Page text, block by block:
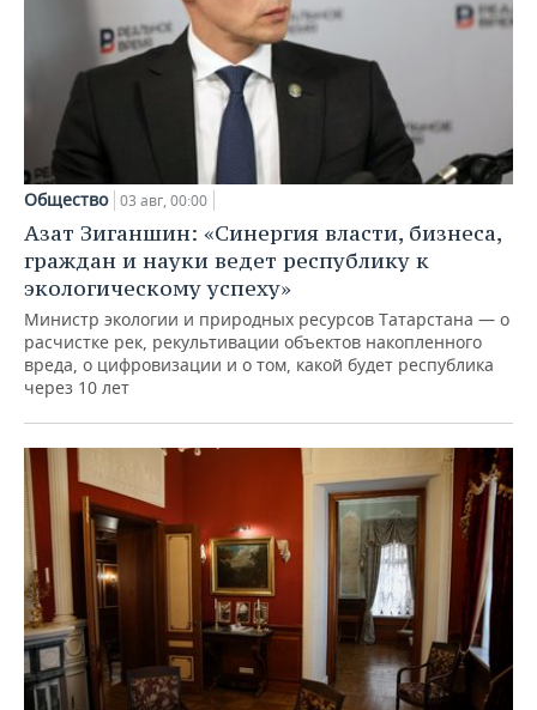
Общество 03 авг, 00:00
Азат Зиганшин: «Синергия власти, бизнеса,
граждан и науки ведет республику к
экологическому успеху»
Министр экологии и природных ресурсов Татарстана — о
расчистке рек, рекультивации объектов накопленного
вреда, о цифровизации и о том, какой будет республика
через 10 лет